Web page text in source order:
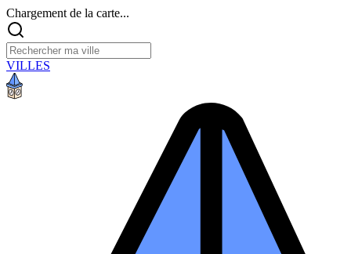
Chargement de la carte...
VILLES